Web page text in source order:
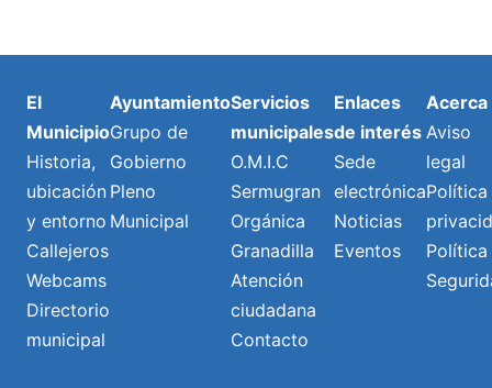
El
Municipio
Historia,
ubicación
y entorno
Callejeros
Webcams
Directorio
municipal
Ayuntamiento
Grupo de
Gobierno
Pleno
Municipal
Servicios
municipales
O.M.I.C
Sermugran
Orgánica
Granadilla
Atención
ciudadana
Contacto
Enlaces
de interés
Sede
electrónica
Noticias
Eventos
Acerca
Aviso
legal
Política
Política